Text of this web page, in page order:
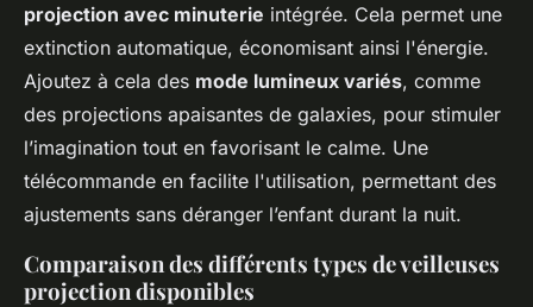
projection avec minuterie intégrée. Cela permet une
extinction automatique, économisant ainsi l'énergie.
Ajoutez à cela des mode lumineux variés, comme
des projections apaisantes de galaxies, pour stimuler
l’imagination tout en favorisant le calme. Une
télécommande en facilite l'utilisation, permettant des
ajustements sans déranger l’enfant durant la nuit.
Comparaison des différents types de veilleuses
projection disponibles